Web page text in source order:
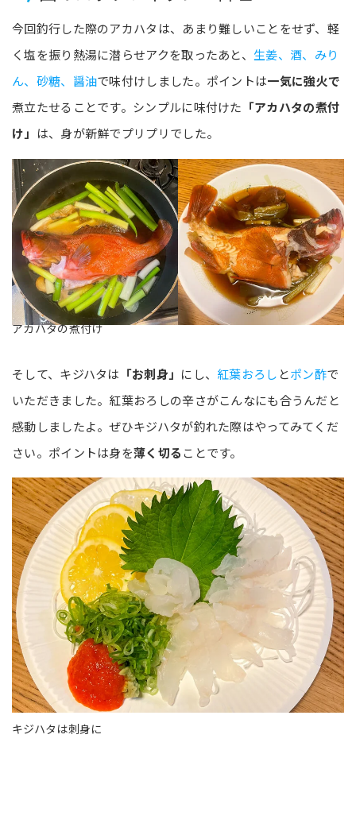
今回釣行した際のアカハタは、あまり難しいことをせず、軽
く塩を振り熱湯に潜らせアクを取ったあと、 生姜、酒、みり
ん、砂糖、醤油で味付けしました。ポイントは一気に強火で
煮立たせることです。シンプルに味付けた 「アカハタの煮付
け」 は、身が新鮮でプリプリでした。
アカハタの煮付け
そして、キジハタは 「お刺身」 にし、 紅葉おろし とポン酢で
いただきました。紅葉おろしの辛さがこんなにも合うんだと
感動しましたよ。ぜひキジハタが釣れた際はやってみてくだ
さい。ポイントは身を薄く切ることです。
キジハタは刺身に